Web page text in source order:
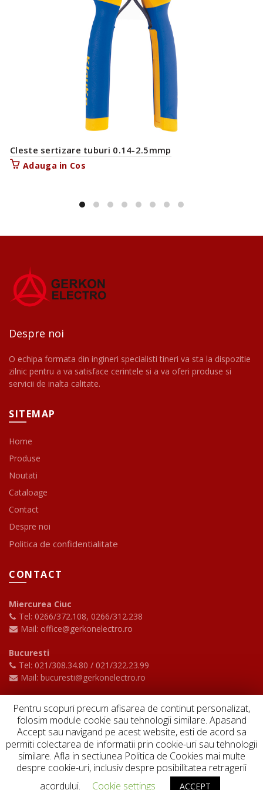
Cleste sertizare tuburi 0.14-2.5mmp
Adauga in Cos
Despre noi
O echipa formata din ingineri specialisti tineri va sta la dispozitie
zilnic pentru a va satisface cerintele si a va oferi produse si
servicii de inalta calitate.
SITEMAP
Home
Produse
Noutati
Cataloage
Contact
Despre noi
Politica de confidentialitate
CONTACT
Miercurea Ciuc
Tel: 0266/372.108, 0266/312.238
Mail: office@gerkonelectro.ro
Bucuresti
Tel: 021/308.34.80 / 021/322.23.99
Mail: bucuresti@gerkonelectro.ro
YouTube
Copyright ©2026 Gerkon Electro - Toate drepturile rezervate
Pentru scopuri precum afisarea de continut personalizat,
folosim module cookie sau tehnologii similare. Apasand
Accept sau navigand pe acest website, esti de acord sa
permiti colectarea de informatii prin cookie-uri sau tehnologii
similare. Afla in sectiunea Politica de Cookies mai multe
despre cookie-uri, inclusiv despre posibilitatea retragerii
acordului.
Cookie settings ACCEPT